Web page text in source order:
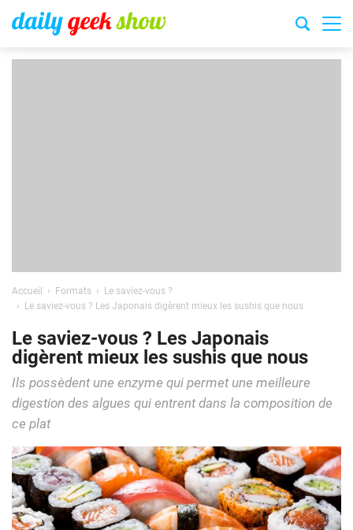
Accueil Formats
Le saviez-vous ?
Le saviez-vous ? Les Japonais digèrent mieux les sushis que nous
Le saviez-vous ? Les Japonais
digèrent mieux les sushis que nous
Ils possèdent une enzyme qui permet une meilleure
digestion des algues qui entrent dans la composition de
ce plat